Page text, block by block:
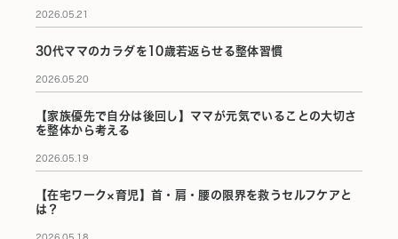
2026.05.21
30代ママのカラダを10歳若返らせる整体習慣
2026.05.20
【家族優先で自分は後回し】ママが元気でいることの大切さ
を整体から考える
2026.05.19
【在宅ワーク×育児】首・肩・腰の限界を救うセルフケアと
は？
2026.05.18